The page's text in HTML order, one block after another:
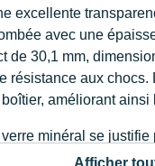
excellente
avec une
de 30,1 mm,
résistance aux
améliorant
minéral se
modèles enAfficher